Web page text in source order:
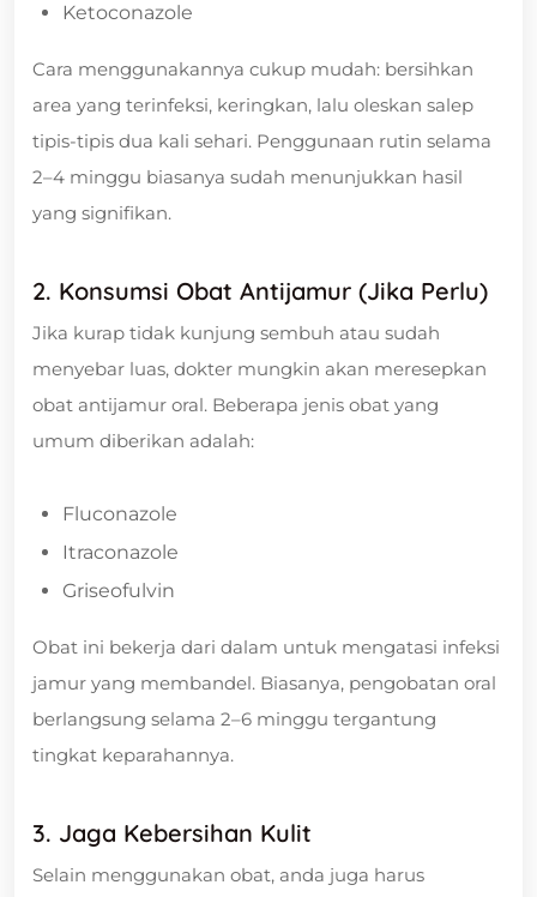
Ketoconazole
Cara menggunakannya cukup mudah: bersihkan
area yang terinfeksi, keringkan, lalu oleskan salep
tipis-tipis dua kali sehari. Penggunaan rutin selama
2–4 minggu biasanya sudah menunjukkan hasil
yang signifikan.
2. Konsumsi Obat Antijamur (Jika Perlu)
Jika kurap tidak kunjung sembuh atau sudah
menyebar luas, dokter mungkin akan meresepkan
obat antijamur oral. Beberapa jenis obat yang
umum diberikan adalah:
Fluconazole
Itraconazole
Griseofulvin
Obat ini bekerja dari dalam untuk mengatasi infeksi
jamur yang membandel. Biasanya, pengobatan oral
berlangsung selama 2–6 minggu tergantung
tingkat keparahannya.
3. Jaga Kebersihan Kulit
Selain menggunakan obat, anda juga harus